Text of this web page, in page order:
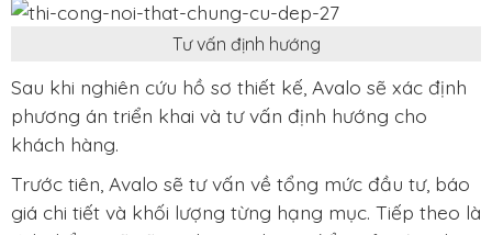
Tư vấn định hướng
Sau khi nghiên cứu hồ sơ thiết kế, Avalo sẽ xác định
phương án triển khai và tư vấn định hướng cho
khách hàng.
Trước tiên, Avalo sẽ tư vấn về tổng mức đầu tư, báo
giá chi tiết và khối lượng từng hạng mục. Tiếp theo là